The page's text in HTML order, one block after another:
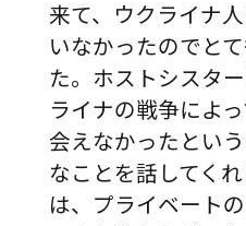
来て、ウクライナ
いなかったのでと
た。ホストシスタ
ライナの戦争によ
会えなかったとい
なことを話してく
は、プライベート